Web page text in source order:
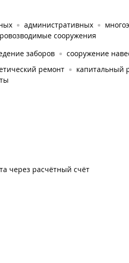
административных
сооружения
заборов сооружение
ремонт капитальный
через расчётный счёт